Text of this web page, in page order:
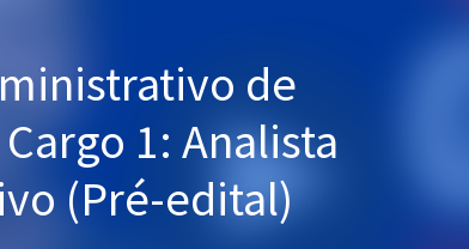
de
1: Analista
(Pré-edital)